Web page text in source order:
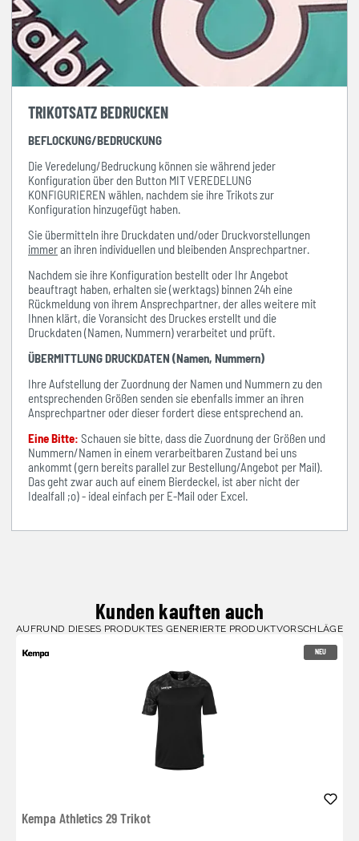
TRIKOTSATZ BEDRUCKEN
BEFLOCKUNG/BEDRUCKUNG
Die Veredelung/Bedruckung können sie während jeder
Konfiguration über den Button MIT VEREDELUNG
KONFIGURIEREN wählen, nachdem sie ihre Trikots zur
Konfiguration hinzugefügt haben.
Sie übermitteln ihre Druckdaten und/oder Druckvorstellungen
immeran ihren individuellen und bleibenden Ansprechpartner.
Nachdem sie ihre Konfiguration bestellt oder Ihr Angebot
beauftragt haben, erhalten sie (werktags) binnen 24h eine
Rückmeldung von ihrem Ansprechpartner, der alles weitere mit
Ihnen klärt, die Voransicht des Druckes erstellt und die
Druckdaten (Namen, Nummern) verarbeitet und prüft.
ÜBERMITTLUNG DRUCKDATEN (Namen, Nummern)
Ihre Aufstellung der Zuordnung der Namen und Nummern zu den
entsprechenden Größen senden sie ebenfalls immer an ihren
Ansprechpartner oder dieser fordert diese entsprechend an.
Eine Bitte: Schauen sie bitte, dass die Zuordnung der Größen und
Nummern/Namen in einem verarbeitbaren Zustand bei uns
ankommt (gern bereits parallel zur Bestellung/Angebot per Mail).
Das geht zwar auch auf einem Bierdeckel, ist aber nicht der
Idealfall ;o) - ideal einfach per E-Mail oder Excel.
Kunden kauften auch
AUFRUND DIESES PRODUKTES GENERIERTE PRODUKTVORSCHLÄGE
NEU
Kempa Athletics 29 Trikot